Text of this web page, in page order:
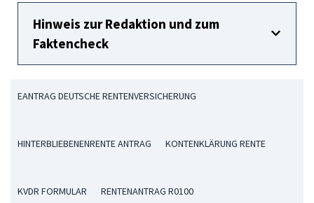
Hinweis zur Redaktion und zum
Faktencheck
EANTRAG DEUTSCHE RENTENVERSICHERUNG
HINTERBLIEBENENRENTE ANTRAG KONTENKLÄRUNG RENTE
KVDR FORMULAR RENTENANTRAG R0100